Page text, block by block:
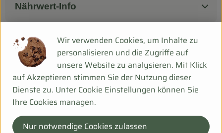
Nährwert-Info
Produktdatenblatt
Herkunft
Hersteller: ARC
Wir verwenden Cookies, um Inhalte zu
personalisieren und die Zugriffe auf
unsere Website zu analysieren. Mit Klick
auf Akzeptieren stimmen Sie der Nutzung dieser
Dienste zu. Unter Cookie Einstellungen können Sie
Ihre Cookies managen.
Nur notwendige Cookies zulassen